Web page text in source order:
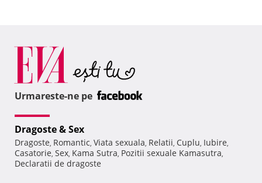
Urmareste-ne pe
Dragoste & Sex
Dragoste, Romantic, Viata sexuala, Relatii, Cuplu, Iubire,
Casatorie, Sex, Kama Sutra, Pozitii sexuale Kamasutra,
Declaratii de dragoste